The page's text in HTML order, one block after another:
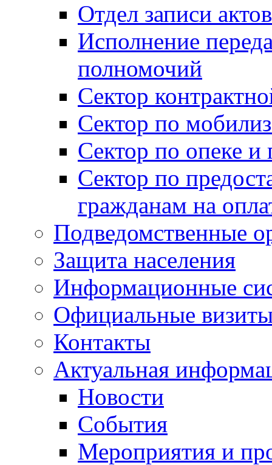
Отдел записи
Исполнение
полномочий
Сектор
Сектор по
Сектор по опеке и
Сектор по
гражданам на
Подведомственные
Защита населения
Информационные
Официальные
Контакты
Актуальная
Новости
События
Мероприятия и